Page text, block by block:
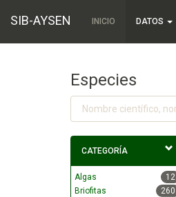
SIB-AYSEN INICIO DATOS
Especies
CATEGORÍA
Algas
12
Briofitas
260